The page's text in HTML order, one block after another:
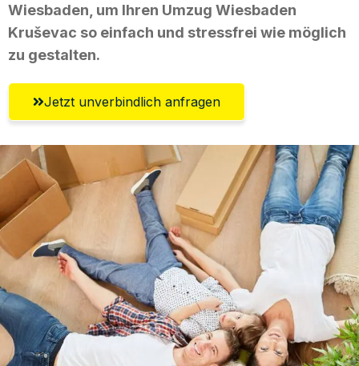
Wiesbaden, um Ihren Umzug Wiesbaden
Kruševac so einfach und stressfrei wie möglich
zu gestalten.
Jetzt unverbindlich anfragen